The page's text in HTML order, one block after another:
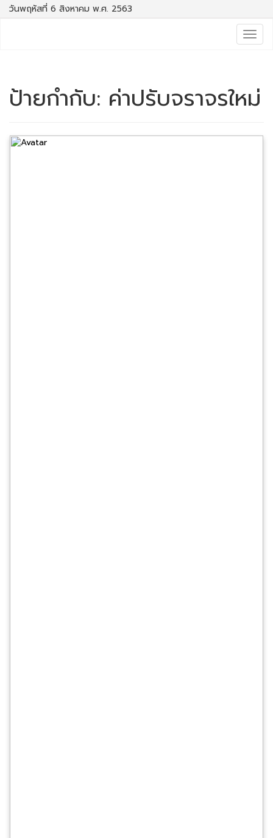
วันพฤหัสที่ 6 สิงหาคม พ.ศ. 2563
ป้ายกำกับ: ค่าปรับจราจรใหม่